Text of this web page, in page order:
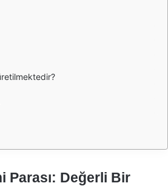
Parası: Değerli Bir